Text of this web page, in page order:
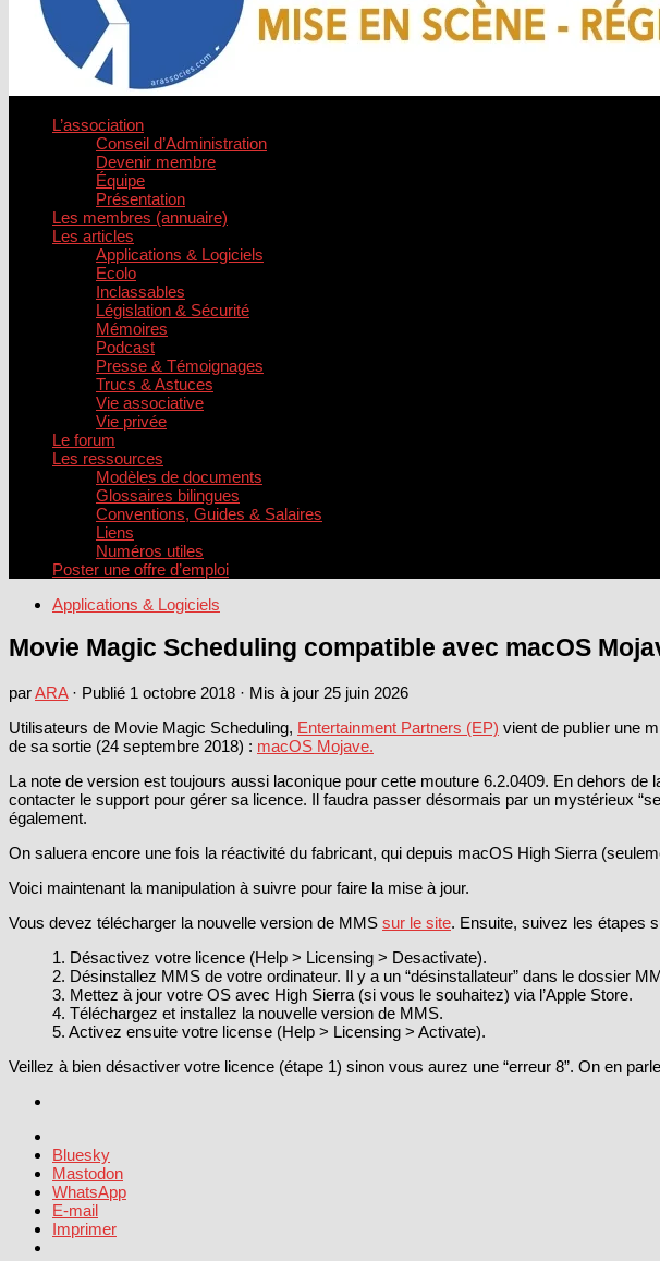
L’association
Conseil d’Administration
Devenir membre
Équipe
Présentation
Les membres (annuaire)
Les articles
Applications & Logiciels
Ecolo
Inclassables
Législation & Sécurité
Mémoires
Podcast
Presse & Témoignages
Trucs & Astuces
Vie associative
Vie privée
Le forum
Les ressources
Modèles de documents
Glossaires bilingues
Conventions, Guides & Salaires
Liens
Numéros utiles
Poster une offre d’emploi
Applications & Logiciels
Movie Magic Scheduling compatible avec macOS
parARA · Publié 1 octobre 2018 · Mis à jour 25 juin 2026
Utilisateurs de Movie Magic Scheduling, Entertainment Partners (EP) vient de publier une
de sa sortie (24 septembre 2018) : macOS Mojave.
La note de version est toujours aussi laconique pour cette mouture 6.2.0409. En dehors de
contacter le support pour gérer sa licence. Il faudra passer désormais par un mystérieux
également.
On saluera encore une fois la réactivité du fabricant, qui depuis macOS High Sierra
Voici maintenant la manipulation à suivre pour faire la mise à jour.
Vous devez télécharger la nouvelle version de MMS sur le site. Ensuite, suivez les étapes
1. Désactivez votre licence (Help > Licensing > Desactivate).
2. Désinstallez MMS de votre ordinateur. Il y a un “désinstallateur” dans le dossier
3. Mettez à jour votre OS avec High Sierra (si vous le souhaitez) via l’Apple Store.
4. Téléchargez et installez la nouvelle version de MMS.
5. Activez ensuite votre license (Help > Licensing > Activate).
Veillez à bien désactiver votre licence (étape 1) sinon vous aurez une “erreur 8”. On en parle
Bluesky
Mastodon
WhatsApp
E-mail
Imprimer